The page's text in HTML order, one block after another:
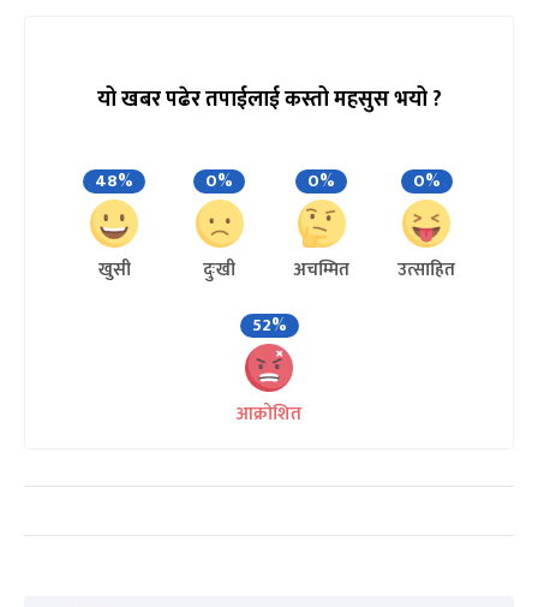
यो खबर पढेर तपाईलाई कस्तो महसुस भयो ?
48%
खुसी
0%
दुःखी
0%
अचम्मित
0%
उत्साहित
52%
आक्रोशित